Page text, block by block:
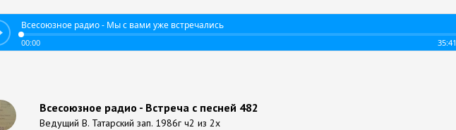
Всесоюзное радио - Мы с вами уже встречались
00:00 35:41
Всесоюзное радио - Встреча с песней 482
Ведущий В. Татарский зап. 1986г ч2 из 2х